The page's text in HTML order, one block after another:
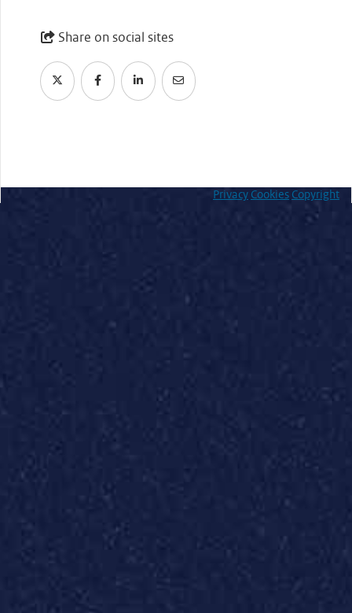
Share on social sites
Privacy Cookies Copyright